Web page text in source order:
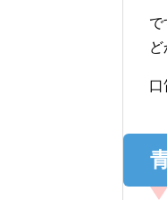
で
口